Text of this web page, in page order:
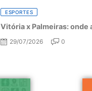
ESPORTES
Vitória x Palmeiras:
29/07/2026 0